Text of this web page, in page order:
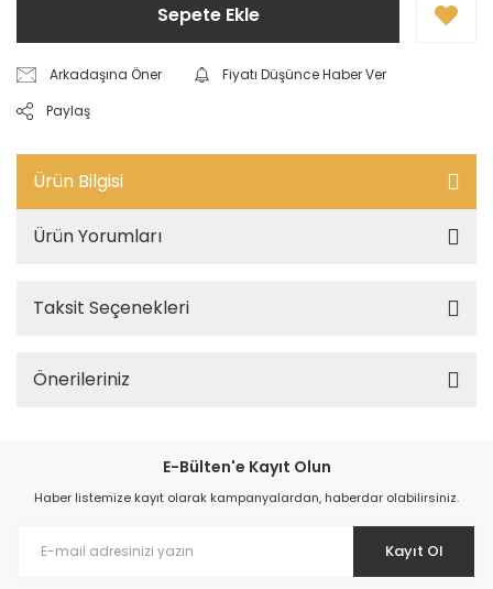
Sepete Ekle
Arkadaşına Öner
Fiyatı Düşünce Haber Ver
Paylaş
Ürün Bilgisi
Ürün Yorumları
Taksit Seçenekleri
Önerileriniz
E-Bülten'e Kayıt Olun
Haber listemize kayıt olarak kampanyalardan, haberdar olabilirsiniz.
Kayıt Ol